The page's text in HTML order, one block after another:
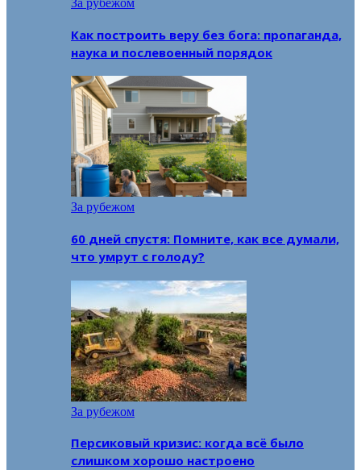
Как построить веру без бога: пропаганда,
наука и послевоенный порядок
За рубежом
60 дней спустя: Помните, как все думали,
что умрут с голоду?
За рубежом
Персиковый кризис: когда всё было
слишком хорошо настроено